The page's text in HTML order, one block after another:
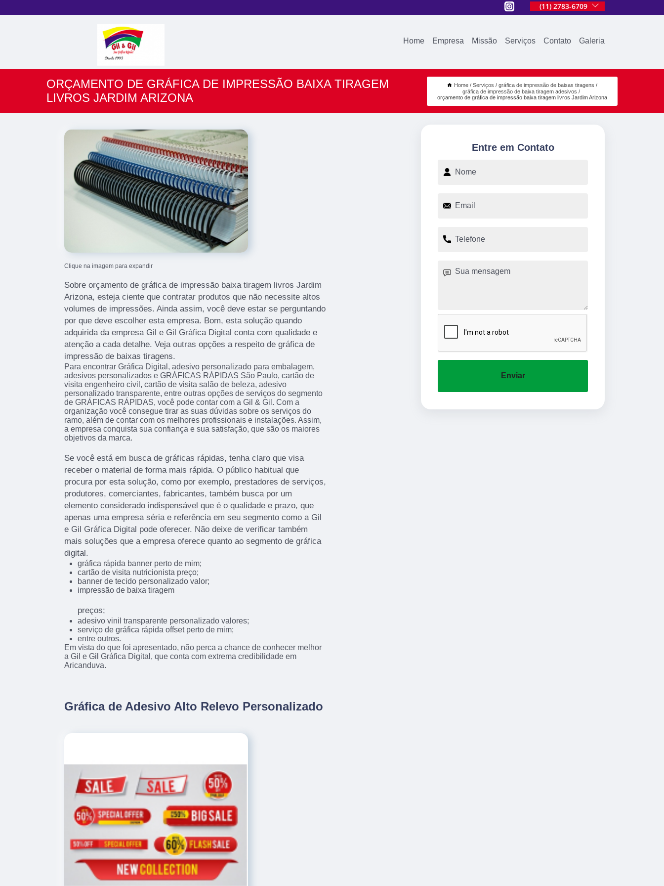
(11) 2783-6709
Home Empresa Missão Serviços Contato Galeria
ORÇAMENTO DE GRÁFICA DE IMPRESSÃO BAIXA TIRAGEM
LIVROS JARDIM ARIZONA
Home Serviços
gráfica de impressão de baixas tiragens
gráfica de impressão de baixa tiragem adesivos
orçamento de gráfica de impressão baixa tiragem livros Jardim Arizona
Clique na imagem para expandir
Sobre orçamento de gráfica de impressão baixa tiragem livros Jardim
Arizona, esteja ciente que contratar produtos que não necessite altos
volumes de impressões. Ainda assim, você deve estar se perguntando
por que deve escolher esta empresa. Bom, esta solução quando
adquirida da empresa Gil e Gil Gráfica Digital conta com qualidade e
atenção a cada detalhe. Veja outras opções a respeito de gráfica de
impressão de baixas tiragens.
Para encontrar Gráfica Digital, adesivo personalizado para embalagem,
adesivos personalizados e GRÁFICAS RÁPIDAS São Paulo, cartão de
visita engenheiro civil, cartão de visita salão de beleza, adesivo
personalizado transparente, entre outras opções de serviços do segmento
de GRÁFICAS RÁPIDAS, você pode contar com a Gil & Gil. Com a
organização você consegue tirar as suas dúvidas sobre os serviços do
ramo, além de contar com os melhores profissionais e instalações. Assim,
a empresa conquista sua confiança e sua satisfação, que são os maiores
objetivos da marca.
Se você está em busca de gráficas rápidas, tenha claro que visa
receber o material de forma mais rápida. O público habitual que
procura por esta solução, como por exemplo, prestadores de serviços,
produtores, comerciantes, fabricantes, também busca por um
elemento considerado indispensável que é o qualidade e prazo, que
apenas uma empresa séria e referência em seu segmento como a Gil
e Gil Gráfica Digital pode oferecer. Não deixe de verificar também
mais soluções que a empresa oferece quanto ao segmento de gráfica
digital.
gráfica rápida banner perto de mim;
cartão de visita nutricionista preço;
banner de tecido personalizado valor;
impressão de baixa tiragem
preços;
adesivo vinil transparente personalizado valores;
serviço de gráfica rápida offset perto de mim;
entre outros.
Em vista do que foi apresentado, não perca a chance de conhecer melhor
a Gil e Gil Gráfica Digital, que conta com extrema credibilidade em
Aricanduva.
Gráfica de Adesivo Alto Relevo Personalizado
Entre em Contato
Enviar